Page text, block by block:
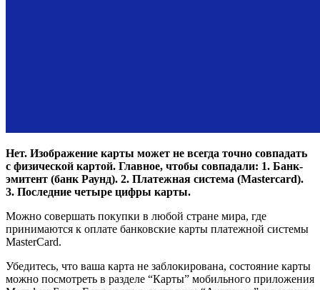
Нет. Изображение карты может не всегда точно совпадать
с физической картой. Главное, чтобы совпадали: 1. Банк-
эмитент (банк Раунд). 2. Платежная система (Mastercard).
3. Последние четыре цифры карты.
Можно совершать покупки в любой стране мира, где
принимаются к оплате банковские карты платежной системы
MasterCard.
Убедитесь, что ваша карта не заблокирована, состояние карты
можно посмотреть в разделе “Карты” мобильного приложения